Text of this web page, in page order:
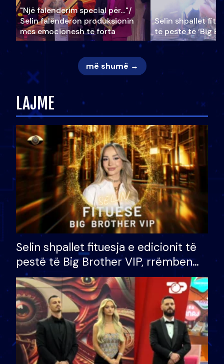
"Një falenderim special për…"/
Selin falënderon produksionin
mes emocionesh të forta
Selin shpallet
të pestë të ‘Big
më shumë →
LAJME
Selin shpallet fituesja e edicionit të
pestë të Big Brother VIP, rrëmben
çmimin e madh prej 100 mijë eurosh